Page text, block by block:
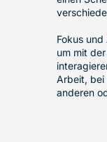
Fokus
um mit
Arbeit, bei
anderen